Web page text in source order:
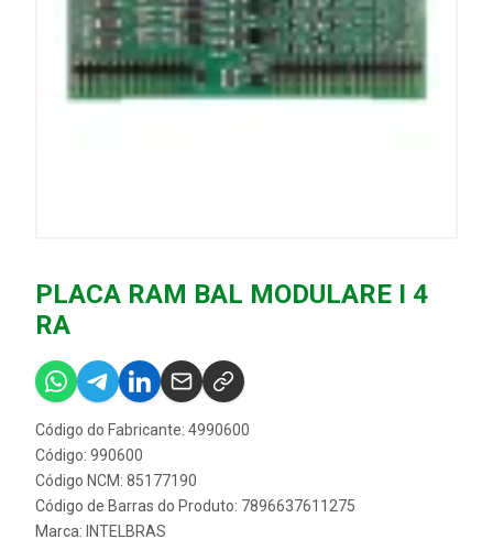
PLACA RAM BAL MODULARE I 4
RA
Código do Fabricante: 4990600
Código: 990600
Código NCM: 85177190
Código de Barras do Produto: 7896637611275
Marca: INTELBRAS